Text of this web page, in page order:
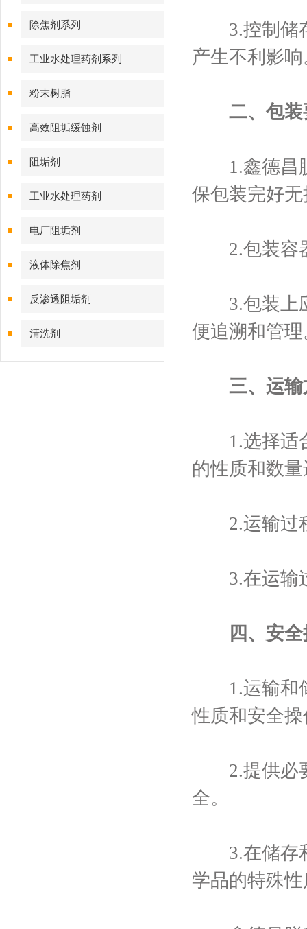
除焦剂系列
工业水处理药剂系列
粉末树脂
高效阻垢缓蚀剂
阻垢剂
工业水处理药剂
电厂阻垢剂
液体除焦剂
反渗透阻垢剂
清洗剂
3.控制储存
产生不利影响
二、包
1.鑫德昌脱
保包装完好
2.包装容器
3.包装上应
便追溯和管理
三、运
1.选择适合
的性质和数
2.运输过程
3.在运输过
四、安
1.运输和储
性质和安全
2.提供必要
全。
3.在储存和
学品的特殊